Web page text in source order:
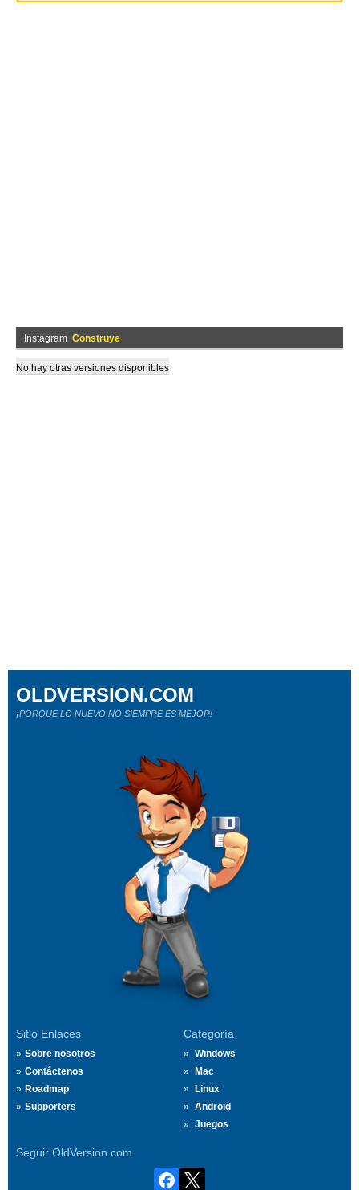
Instagram Construye
No hay otras versiones disponibles
Sitio Enlaces
Sobre nosotros
Contáctenos
Roadmap
Supporters
Categoría
Windows
Mac
Linux
Android
Juegos
Seguir OldVersion.com
OLDVERSION.COM
¡PORQUE LO NUEVO NO SIEMPRE ES MEJOR!